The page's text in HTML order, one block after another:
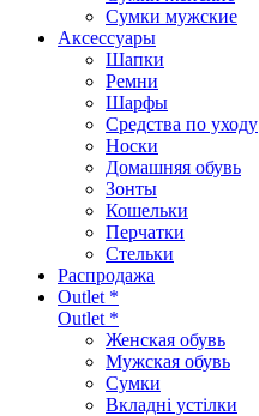
Сумки мужские
Аксеcсуары
Шапки
Ремни
Шарфы
Средства по уходу
Носки
Домашняя обувь
Зонты
Кошельки
Перчатки
Стельки
Распродажа
Outlet *
Outlet *
Женская обувь
Мужская обувь
Сумки
Вкладні устілки